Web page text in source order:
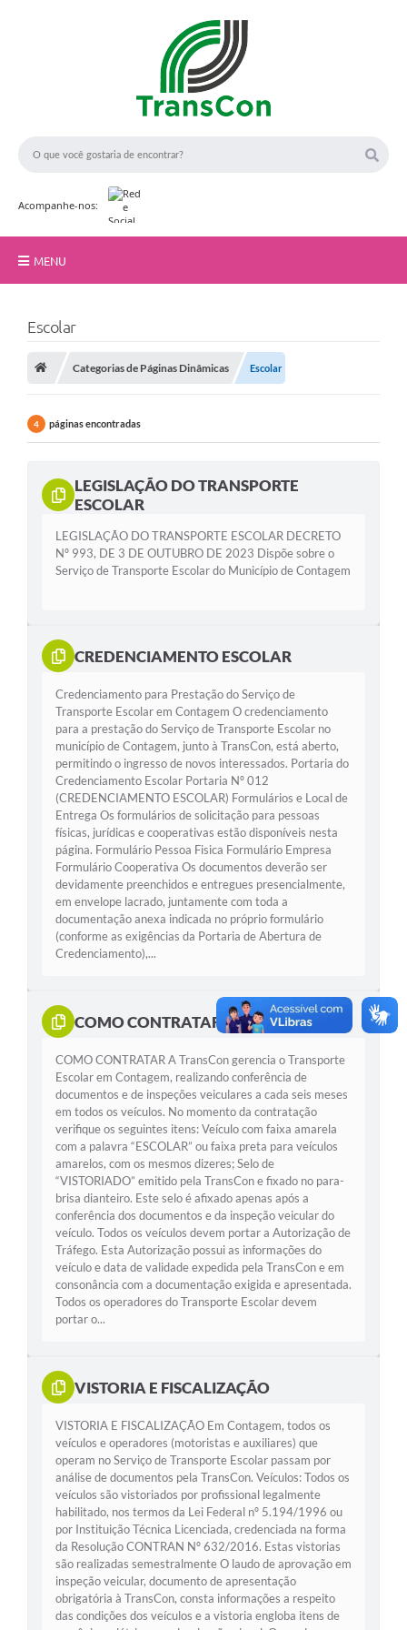
Acompanhe-nos:
MENU
A TransCon
Serviços
Atendimento
Notícias
Prefeitura
Escolar
Categorias de Páginas Dinâmicas Escolar
4 páginas encontradas
LEGISLAÇÃO DO TRANSPORTE
ESCOLAR
LEGISLAÇÃO DO TRANSPORTE ESCOLAR DECRETO
Nº 993, DE 3 DE OUTUBRO DE 2023 Dispõe sobre o
Serviço de Transporte Escolar do Município de Contagem
CREDENCIAMENTO ESCOLAR
Credenciamento para Prestação do Serviço de
Transporte Escolar em Contagem O credenciamento
para a prestação do Serviço de Transporte Escolar no
município de Contagem, junto à TransCon, está aberto,
permitindo o ingresso de novos interessados. Portaria do
Credenciamento Escolar Portaria Nº 012
(CREDENCIAMENTO ESCOLAR) Formulários e Local de
Entrega Os formulários de solicitação para pessoas
físicas, jurídicas e cooperativas estão disponíveis nesta
página. Formulário Pessoa Fisica Formulário Empresa
Formulário Cooperativa Os documentos deverão ser
devidamente preenchidos e entregues presencialmente,
em envelope lacrado, juntamente com toda a
documentação anexa indicada no próprio formulário
(conforme as exigências da Portaria de Abertura de
Credenciamento),...
COMO CONTRATAR
COMO CONTRATAR A TransCon gerencia o Transporte
Escolar em Contagem, realizando conferência de
documentos e de inspeções veiculares a cada seis meses
em todos os veículos. No momento da contratação
verifique os seguintes itens: Veículo com faixa amarela
com a palavra “ESCOLAR” ou faixa preta para veículos
amarelos, com os mesmos dizeres; Selo de
“VISTORIADO” emitido pela TransCon e fixado no para-
brisa dianteiro. Este selo é afixado apenas após a
conferência dos documentos e da inspeção veicular do
veículo. Todos os veículos devem portar a Autorização de
Tráfego. Esta Autorização possui as informações do
veículo e data de validade expedida pela TransCon e em
consonância com a documentação exigida e apresentada.
Todos os operadores do Transporte Escolar devem
portar o...
VISTORIA E FISCALIZAÇÃO
VISTORIA E FISCALIZAÇÃO Em Contagem, todos os
veículos e operadores (motoristas e auxiliares) que
operam no Serviço de Transporte Escolar passam por
análise de documentos pela TransCon. Veículos: Todos os
veículos são vistoriados por profissional legalmente
habilitado, nos termos da Lei Federal nº 5.194/1996 ou
por Instituição Técnica Licenciada, credenciada na forma
da Resolução CONTRAN Nº 632/2016. Estas vistorias
são realizadas semestralmente O laudo de aprovação em
inspeção veicular, documento de apresentação
obrigatória à TransCon, consta informações a respeito
das condições dos veículos e a vistoria engloba itens de